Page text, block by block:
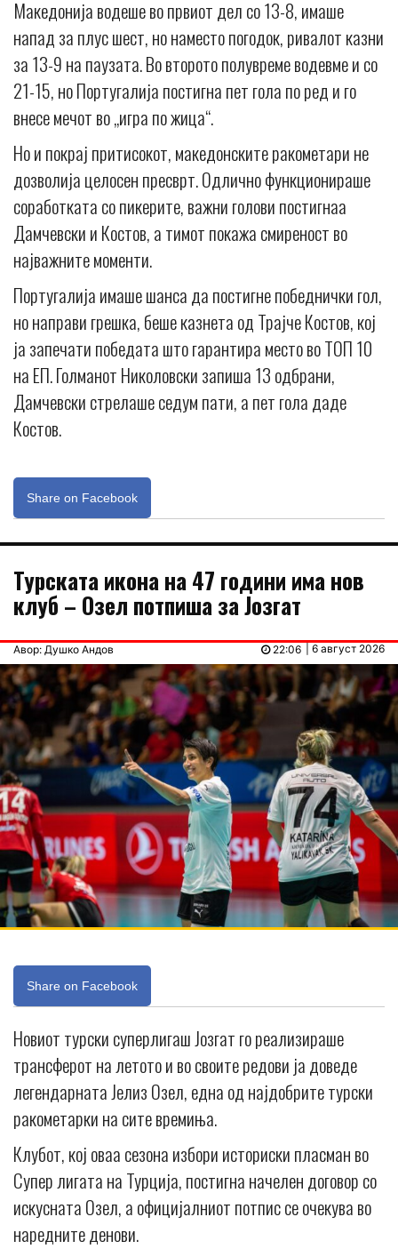
Македонија водеше во првиот дел со 13-8, имаше
напад за плус шест, но наместо погодок, ривалот казни
за 13-9 на паузата. Во второто полувреме водевме и со
21-15, но Португалија постигна пет гола по ред и го
внесе мечот во „игра по жица“.
Но и покрај притисокот, македонските ракометари не
дозволија целосен пресврт. Одлично функционираше
соработката со пикерите, важни голови постигнаа
Дамчевски и Костов, а тимот покажа смиреност во
најважните моменти.
Португалија имаше шанса да постигне победнички гол,
но направи грешка, беше казнета од Трајче Костов, кој
ја запечати победата што гарантира место во ТОП 10
на ЕП. Голманот Николовски запиша 13 одбрани,
Дамчевски стрелаше седум пати, а пет гола даде
Костов.
Share on Facebook
Турската икона на 47 години има нов
клуб – Озел потпиша за Јозгат
Авор: Душко Андов | 6 август 2026
22:06
Share on Facebook
Новиот турски суперлигаш Јозгат го реализираше
трансферот на летото и во своите редови ја доведе
легендарната Јелиз Озел, една од најдобрите турски
ракометарки на сите времиња.
Клубот, кој оваа сезона избори историски пласман во
Супер лигата на Турција, постигна начелен договор со
искусната Озел, а официјалниот потпис се очекува во
наредните денови.